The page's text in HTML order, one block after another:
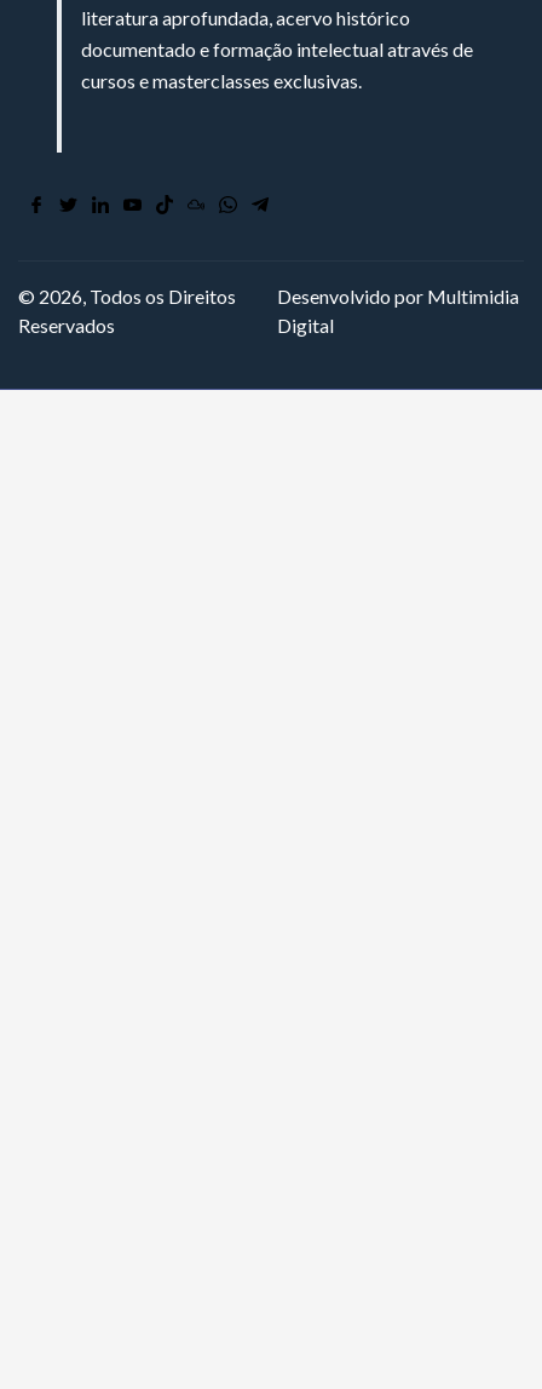
literatura aprofundada, acervo histórico
documentado e formação intelectual através de
cursos e masterclasses exclusivas.
© 2026, Todos os Direitos
Reservados
Desenvolvido por Multimidia
Digital